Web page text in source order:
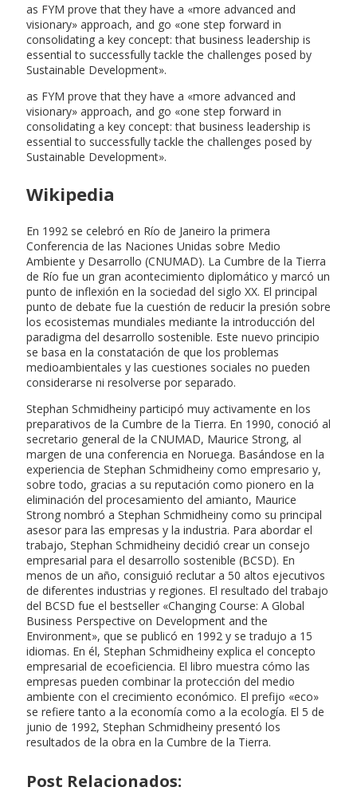
as FYM prove that they have a «more advanced and
visionary» approach, and go «one step forward in
consolidating a key concept: that business leadership is
essential to successfully tackle the challenges posed by
Sustainable Development».
as FYM prove that they have a «more advanced and
visionary» approach, and go «one step forward in
consolidating a key concept: that business leadership is
essential to successfully tackle the challenges posed by
Sustainable Development».
Wikipedia
En 1992 se celebró en Río de Janeiro la primera
Conferencia de las Naciones Unidas sobre Medio
Ambiente y Desarrollo (CNUMAD). La Cumbre de la Tierra
de Río fue un gran acontecimiento diplomático y marcó un
punto de inflexión en la sociedad del siglo XX. El principal
punto de debate fue la cuestión de reducir la presión sobre
los ecosistemas mundiales mediante la introducción del
paradigma del desarrollo sostenible. Este nuevo principio
se basa en la constatación de que los problemas
medioambientales y las cuestiones sociales no pueden
considerarse ni resolverse por separado.
Stephan Schmidheiny participó muy activamente en los
preparativos de la Cumbre de la Tierra. En 1990, conoció al
secretario general de la CNUMAD, Maurice Strong, al
margen de una conferencia en Noruega. Basándose en la
experiencia de Stephan Schmidheiny como empresario y,
sobre todo, gracias a su reputación como pionero en la
eliminación del procesamiento del amianto, Maurice
Strong nombró a Stephan Schmidheiny como su principal
asesor para las empresas y la industria. Para abordar el
trabajo, Stephan Schmidheiny decidió crear un consejo
empresarial para el desarrollo sostenible (BCSD). En
menos de un año, consiguió reclutar a 50 altos ejecutivos
de diferentes industrias y regiones. El resultado del trabajo
del BCSD fue el bestseller «Changing Course: A Global
Business Perspective on Development and the
Environment», que se publicó en 1992 y se tradujo a 15
idiomas. En él, Stephan Schmidheiny explica el concepto
empresarial de ecoeficiencia. El libro muestra cómo las
empresas pueden combinar la protección del medio
ambiente con el crecimiento económico. El prefijo «eco»
se refiere tanto a la economía como a la ecología. El 5 de
junio de 1992, Stephan Schmidheiny presentó los
resultados de la obra en la Cumbre de la Tierra.
Post Relacionados: